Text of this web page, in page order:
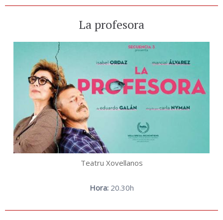
La profesora
Teatru Xovellanos
Hora:20.30h